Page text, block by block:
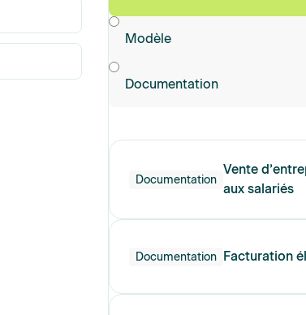
document
Modèle
Documentation
Documentation
Vente
aux salariés
Documentation Facturation